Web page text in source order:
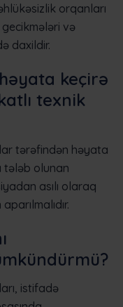
orqanları
və
daxildir.
keçirə
texnik
tərəfindən həyata
tələb olunan
asılı olaraq
istifadə